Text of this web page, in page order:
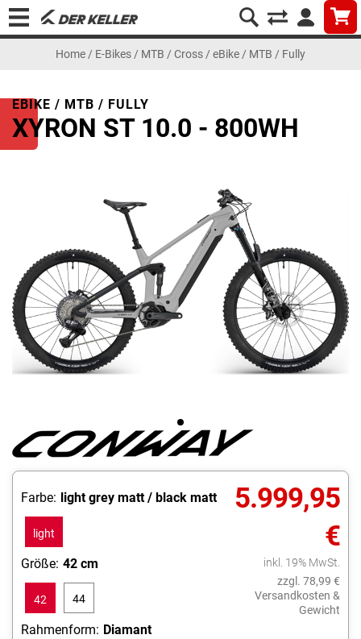
Home / E-Bikes / MTB / Cross / eBike / MTB / Fully
EBIKE / MTB / FULLY
XYRON ST 10.0 - 800WH
5.999,95
€
inkl. 19% MwSt.
zzgl. 78,99 €
Versandkosten &
Gewicht
Farbe: light grey matt / black matt
light
grey
/
black
Größe: 42 cm
42
cm
44
Rahmenform: Diamant